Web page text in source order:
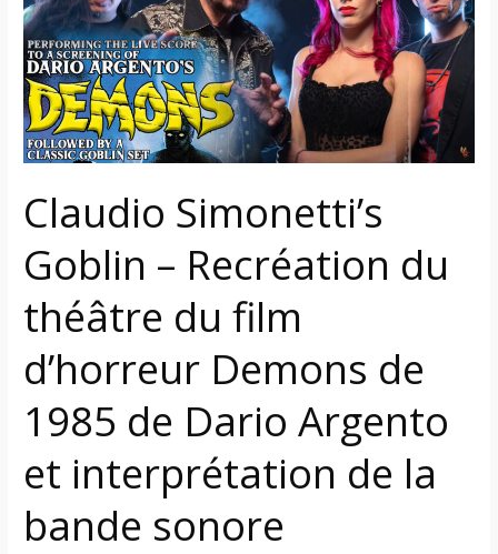
Claudio Simonetti’s
Goblin – Recréation du
théâtre du film
d’horreur Demons de
1985 de Dario Argento
et interprétation de la
bande sonore
–
Recréation
du
théâtre
du
film
Demons
de
1985
de
Dario
et
bande
sonore